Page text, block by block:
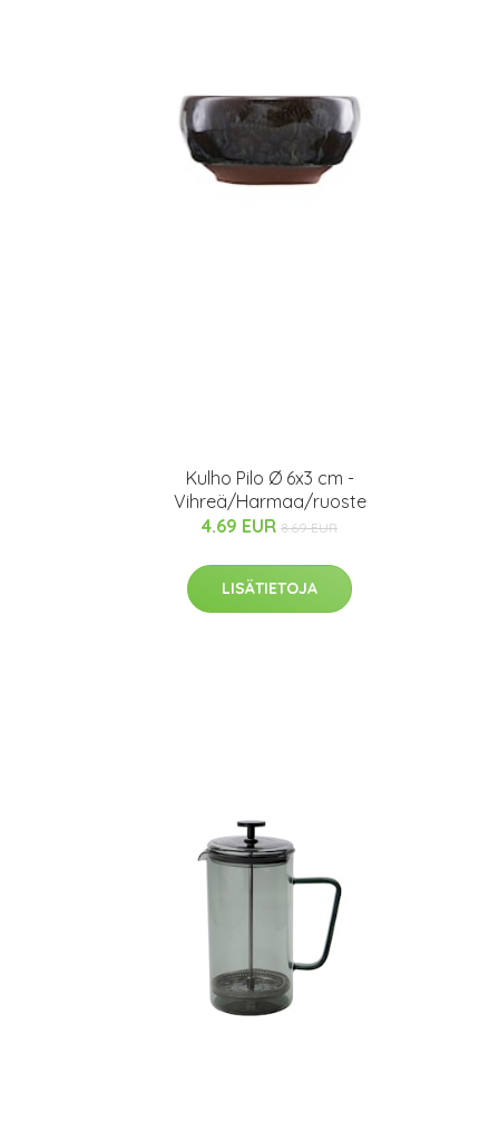
Kulho Pilo Ø 6x3 cm -
Vihreä/Harmaa/ruoste
4.69 EUR 8.69 EUR
LISÄTIETOJA